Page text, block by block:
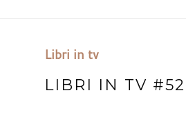
Libri in tv
LIBRI IN TV #52